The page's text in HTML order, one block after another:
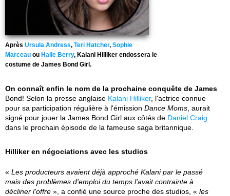
Après Ursula Andress, Teri Hatcher, Sophie
Marceau ou Halle Berry, Kalani Hilliker endossera le
costume de James Bond Girl.
On connaît enfin le nom de la prochaine conquête de James
Bond! Selon la presse anglaise Kalani Hilliker, l'actrice connue
pour sa participation régulière à l'émission Dance Moms , aurait
signé pour jouer la James Bond Girl aux côtés de Daniel Craig
dans le prochain épisode de la fameuse saga britannique.
Hilliker en négociations avec les studios
« Les producteurs avaient déjà approché Kalani par le passé
mais des problèmes d'emploi du temps l'avait contrainte à
décliner l'offre », a confié une source proche des studios, « les